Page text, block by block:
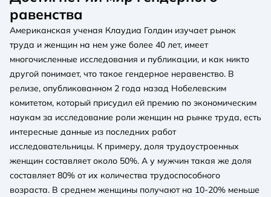
равенства
Американская ученая Клаудиа Голдин изучает рынок
труда и женщин на нем уже более 40 лет, имеет
многочисленные исследования и публикации, и как никто
другой понимает, что такое гендерное неравенство. В
релизе, опубликованном 2 года назад Нобелевским
комитетом, который присудил ей премию по экономическим
наукам за исследование роли женщин на рынке труда, есть
интересные данные из последних работ
исследовательницы. К примеру, доля трудоустроенных
женщин составляет около 50%. А у мужчин такая же доля
составляет 80% от их количества трудоспособного
возраста. В среднем женщины получают на 10-20% меньше